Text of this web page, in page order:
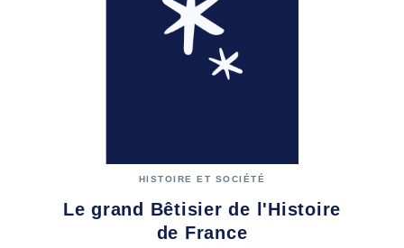
HISTOIRE ET SOCIÉTÉ
Le grand Bêtisier de l'Histoire
de France